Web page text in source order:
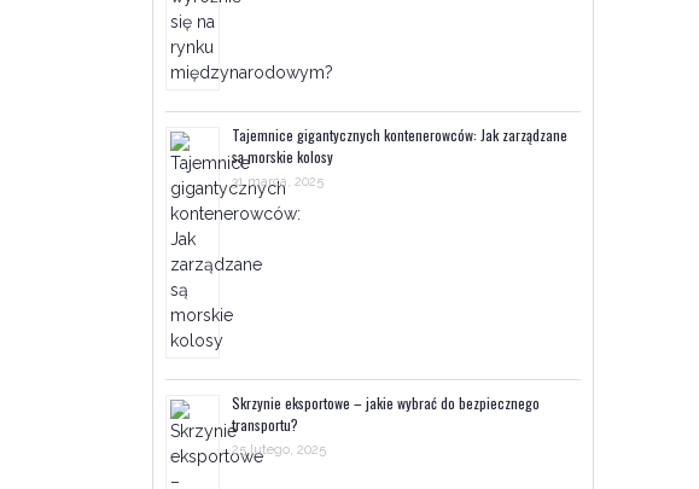
Tajemnice gigantycznych kontenerowców: Jak zarządzane
są morskie kolosy
31 marca, 2025
Skrzynie eksportowe – jakie wybrać do bezpiecznego
transportu?
25 lutego, 2025